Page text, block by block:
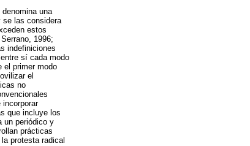
una
se las considera
estos
1996;
indefiniciones
sí cada modo
el primer modo
el
no
que incluye los
un periódico y
prácticas
protesta radical